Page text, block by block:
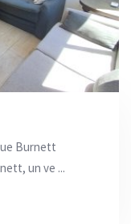
Burnett
un ve ...